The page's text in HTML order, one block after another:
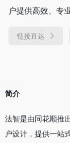
户提供高效、专
链接直达
简介
法智是由同花顺推
户设计，提供一站